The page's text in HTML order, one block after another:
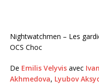
Nightwatchmen – Les
OCS Choc
De Emilis Velyvis avec
Akhmedova, Lyubov